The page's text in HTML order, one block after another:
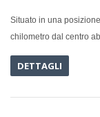
Situato in una
chilometro dal centro
DETTAGLI